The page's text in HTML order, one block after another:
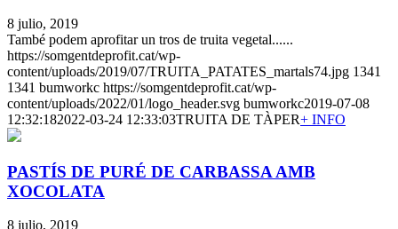
8 julio, 2019
També podem aprofitar un tros de truita vegetal......
https://somgentdeprofit.cat/wp-
content/uploads/2019/07/TRUITA_PATATES_martals74.jpg 1341
1341 bumworkc https://somgentdeprofit.cat/wp-
content/uploads/2022/01/logo_header.svg bumworkc2019-07-08
12:32:182022-03-24 12:33:03TRUITA DE TÀPER+ INFO
PASTÍS DE PURÉ DE CARBASSA AMB
XOCOLATA
8 julio, 2019